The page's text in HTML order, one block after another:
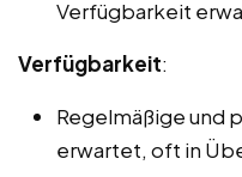
Verfügbarkeit
Verfügbarkeit:
Regelmäßige und
erwartet, oft in